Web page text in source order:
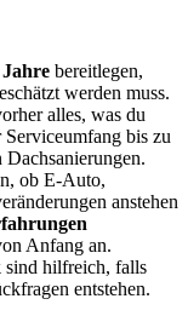
bereitlegen,
werden muss.
alles, was du
bis zu
ob E-Auto,
anstehen
Anfang an.
sind hilfreich, falls
entstehen.